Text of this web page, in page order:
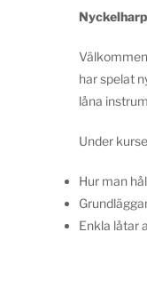
har spelat
låna
Under
Hur man
Enkla låtar